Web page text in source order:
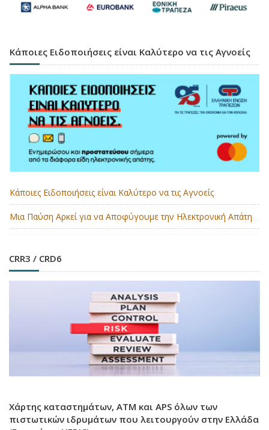
Κάποιες Ειδοποιήσεις είναι Καλύτερο να τις Αγνοείς
Κάποιες Ειδοποιήσεις είναι Καλύτερο να τις Αγνοείς
Μια Παύση Αρκεί για να Αποφύγουμε την Ηλεκτρονική Απάτη
CRR3 / CRD6
Χάρτης καταστημάτων, ATM και APS όλων των
πιστωτικών ιδρυμάτων που λειτουργούν στην Ελλάδα